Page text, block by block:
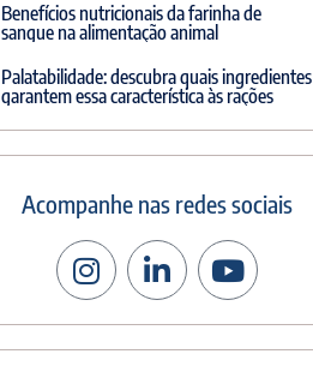
Benefícios nutricionais da farinha de
sangue na alimentação animal
Palatabilidade: descubra quais ingredientes
garantem essa característica às rações
Acompanhe nas redes sociais